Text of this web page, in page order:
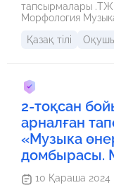
тапсырмалары .ТЖБ. 7-сынып
Морфология
Қазақ тілі
2-тоқсан
арналған
«Музыка
домбырасы.
10 Қараша 2024